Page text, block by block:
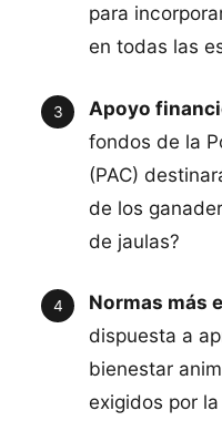
para
en todas las
Apoyo
fondos de la
(PAC)
de los
de jaulas?
Normas más
dispuesta a
bienestar
exigidos por